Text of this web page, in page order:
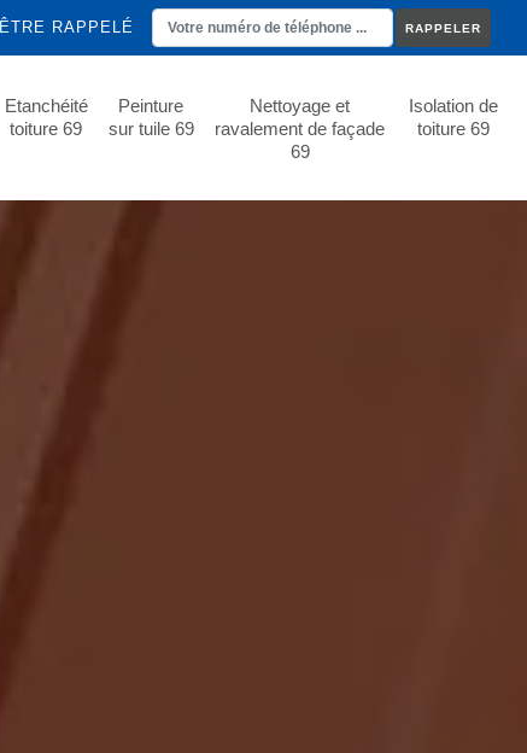
ÊTRE RAPPELÉ
Etanchéité
toiture 69
Peinture
sur tuile 69
Nettoyage et
ravalement de façade
69
Isolation de
toiture 69